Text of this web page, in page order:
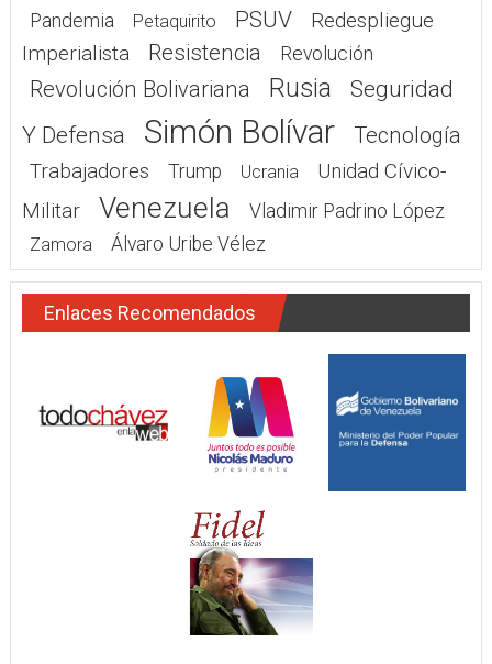
Pandemia Petaquirito PSUV
Redespliegue
Imperialista
Resistencia Revolución
Revolución Bolivariana Rusia
Seguridad
Y Defensa
Simón Bolívar Tecnología
Trabajadores Trump Ucrania
Unidad Cívico-
Militar
Venezuela Vladimir Padrino López
Zamora Álvaro Uribe Vélez
Enlaces Recomendados